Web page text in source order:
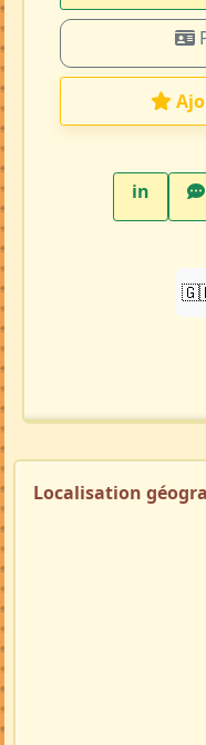
in
Localisation